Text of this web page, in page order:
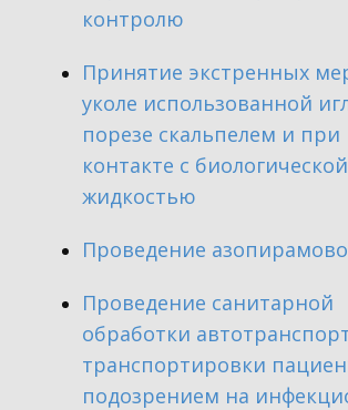
контролю
​Принятие экстренных
уколе использованной
порезе скальпелем и при
контакте с биологической
жидкостью
​Проведение
​Проведение санитарной
обработки
транспортировки
подозрением на